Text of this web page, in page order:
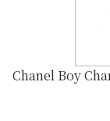
Chanel Boy